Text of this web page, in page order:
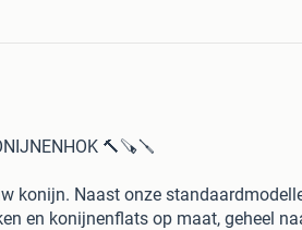
🔨🪚🪛
konijn. Naast onze
en konijnenflats op maat, geheel